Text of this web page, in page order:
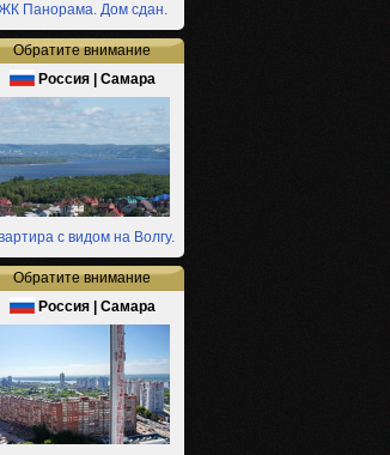
Панорама. Дом сдан.
Обратите внимание
Россия | Самара
с видом на Волгу.
Обратите внимание
Россия | Самара